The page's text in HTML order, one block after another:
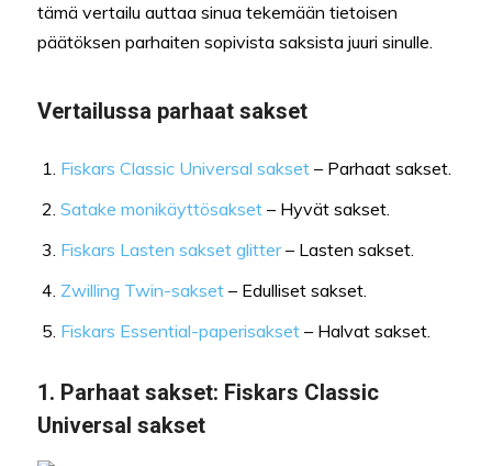
tämä vertailu auttaa sinua tekemään tietoisen
päätöksen parhaiten sopivista saksista juuri sinulle.
Vertailussa parhaat sakset
Fiskars Classic Universal sakset – Parhaat sakset.
Satake monikäyttösakset – Hyvät sakset.
Fiskars Lasten sakset glitter– Lasten sakset.
Zwilling Twin-sakset – Edulliset sakset.
Fiskars Essential-paperisakset – Halvat sakset.
1. Parhaat sakset: Fiskars Classic
Universal sakset